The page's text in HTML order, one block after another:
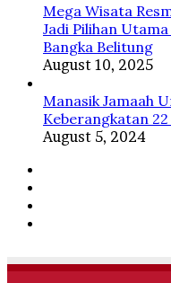
Mega Wisata
Jadi Pilihan
Bangka Belitung
August 10, 2025
Manasik Jamaah
Keberangkatan
August 5, 2024